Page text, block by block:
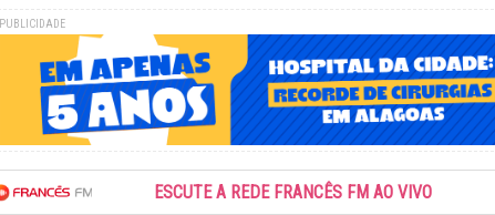
PUBLICIDADE
ESCUTE A REDE FRANCÊS FM AO VIVO